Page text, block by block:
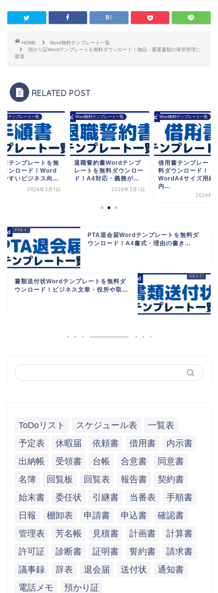
HOME
Word無料テンプレート一覧
預かり証Wordテンプレートを無料ダウンロード！物品・重要書類の保管管理に
最適
RELATED POST
料テンプレート一覧
書テンプレートを無
ウンロード！Word
やすいビジネス向...
2026年3月1日
Word無料テンプレート一覧
退職誓約書Wordテンプ
レートを無料ダウンロー
ド！A4対応・義務が...
2026年3月1日
Word無料テンプレート一覧
借用書テンプレート
料ダウンロード！
WordA4サイズ用紙
内...
2026年3
PTA退会届Wordテンプレートを無料ダ
ウンロード！A4書式・理由の書き...
書類送付状Wordテンプレートを無料ダ
ウンロード！ビジネス文章・役所や取...
ToDoリスト スケジュール表
一覧表
予定表
休暇届 依頼書 借用書
内示書
出納帳
受領書 台帳 合意書
同意書
名簿
回覧板 回覧表 報告書
契約書
始末書
委任状 引継書 当番表
手順書
日報
棚卸表 申請書 申込書
確認書
管理表
芳名帳 見積書 計画書
計算書
許可証
診断書 証明書 誓約書
請求書
議事録
辞表 退会届 送付状
通知書
電話メモ
預かり証